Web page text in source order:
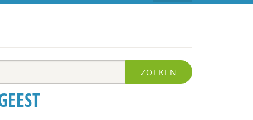
ZOEKEN